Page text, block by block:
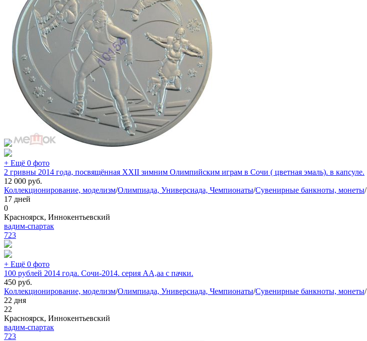
+ Ещё 0 фото
2 гривны 2014 года, посвящённая XXII зимним Олимпийским играм в Сочи ( цветная эмаль). в капсуле.
12 000 руб.
Коллекционирование, моделизм/Олимпиада, Универсиада, Чемпионаты/Сувенирные банкноты, монеты/
17 дней
0
Красноярск, Иннокентьевский
вадим-спартак
723
+ Ещё 0 фото
100 рублей 2014 года. Сочи-2014. серия АА,аа с пачки.
450 руб.
Коллекционирование, моделизм/Олимпиада, Универсиада, Чемпионаты/Сувенирные банкноты, монеты/
22 дня
22
Красноярск, Иннокентьевский
вадим-спартак
723